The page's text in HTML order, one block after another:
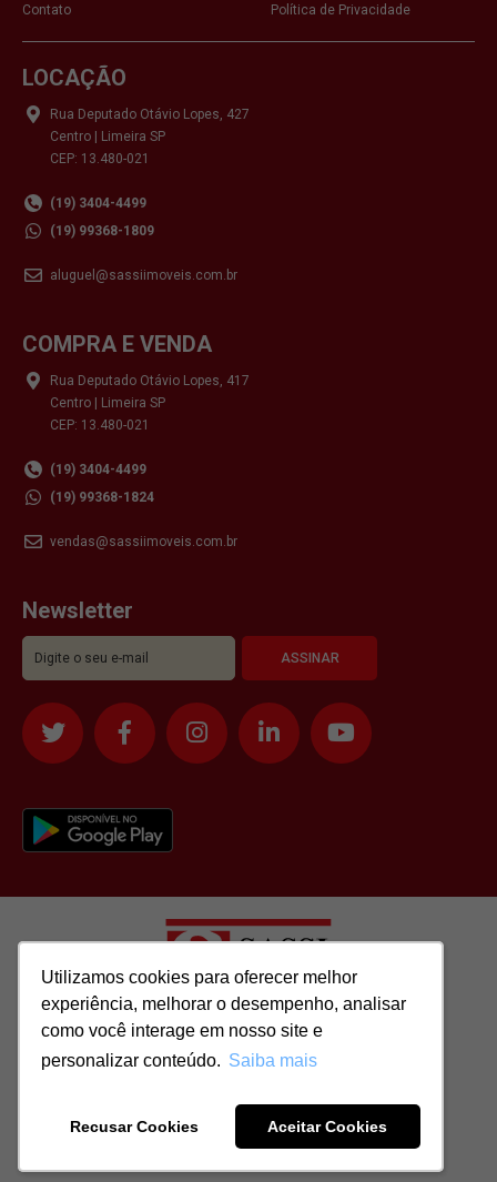
Utilizamos cookies para oferecer melhor
experiência, melhorar o desempenho, analisar
como você interage em nosso site e
personalizar conteúdo. Saiba mais
Recusar Cookies Aceitar Cookies
Utilizamos cookies para oferecer melhor
experiência, melhorar o desempenho, analisar
como você interage em nosso site e
personalizar conteúdo. Saiba mais
Recusar Cookies Aceitar Cookies
Contato
Política de Privacidade
LOCAÇÃO
Rua Deputado Otávio Lopes, 427
Centro | Limeira SP
CEP: 13.480-021
(19) 3404-4499
(19) 99368-1809
aluguel@sassiimoveis.com.br
COMPRA E VENDA
Rua Deputado Otávio Lopes, 417
Centro | Limeira SP
CEP: 13.480-021
(19) 3404-4499
(19) 99368-1824
vendas@sassiimoveis.com.br
Newsletter
Todos os direitos reservados para: SASSI IMÓVEIS LTDA | CNPJ:
51.417.293/0001-48 | CRECI: J-04970/1